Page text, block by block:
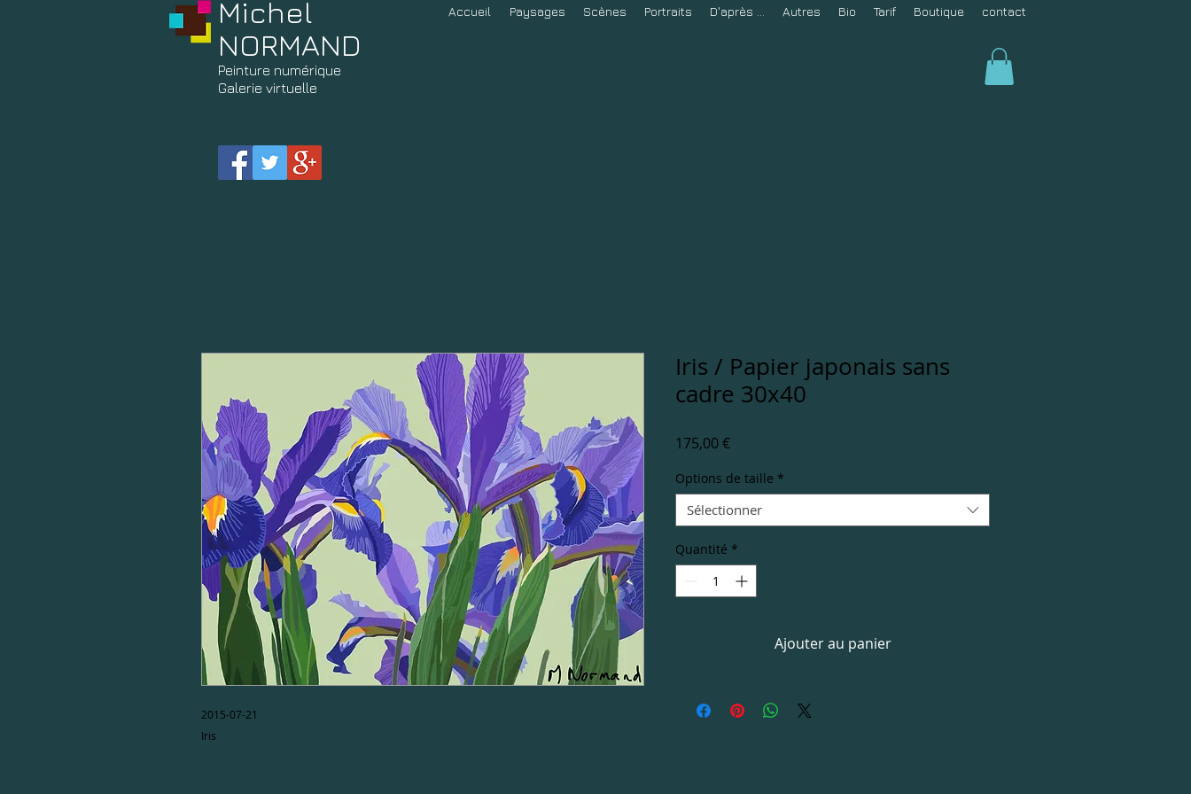
Michel
NORMAND
Peinture numérique
Galerie virtuelle
Accueil Paysages Scènes Portraits D'après ... Autres Bio Tarif Boutique contact
2015-07-21
Iris
Iris / Papier japonais sans
cadre 30x40
175,00 €Prix
Options de taille *
Sélectionner
Quantité *
Ajouter au panier